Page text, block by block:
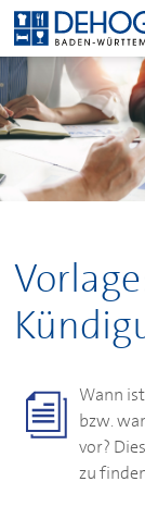
Zum Hauptinhalt
Zum Footerinhalt
Wann
bzw.
vor?
zu